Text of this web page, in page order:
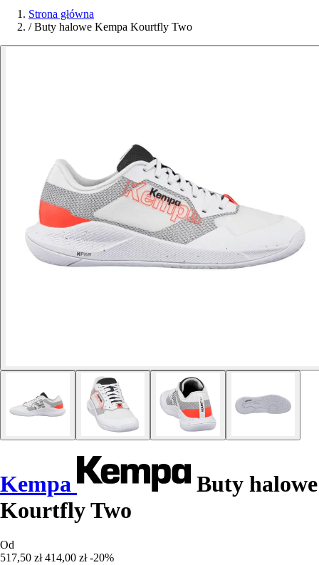
Strona główna
/ Buty halowe Kempa Kourtfly Two
Kempa
Buty halowe
Kourtfly Two
Od
517,50 zł 414,00 zł -20%